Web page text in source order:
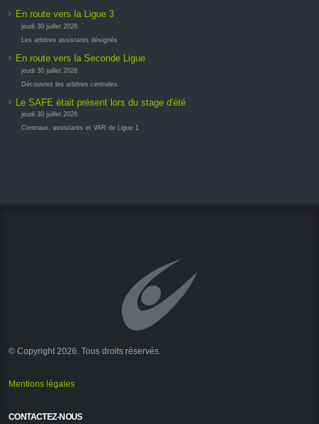
En route vers la Ligue 3
jeudi 30 juillet 2026
Les arbitres assistants désignés
En route vers la Seconde Ligue
jeudi 30 juillet 2026
Découvrez les arbitres centrales
Le SAFE était présent lors du stage d'été
jeudi 30 juillet 2026
Centraux, assistants et VAR de Ligue 1
© Copyright 2026. Tous droits réservés.
Mentions légales
CONTACTEZ-NOUS